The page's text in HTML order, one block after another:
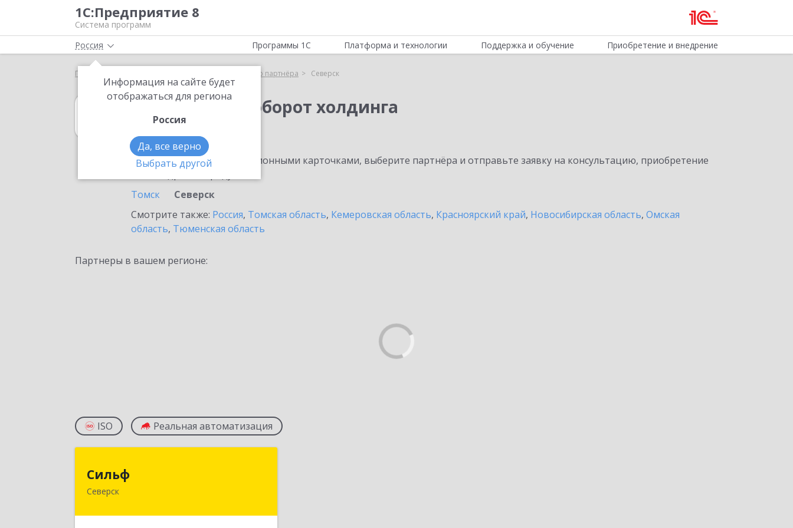
1С:Предприятие 8
Система программ
Россия
Информация на сайте будет
отображаться для региона
Россия
Да, все верно
Выбрать другой
Программы 1С Платформа и технологии Поддержка и обучение Приобретение и внедрение
Главная Выбор партнёра Северск
1С:Документооборот холдинга
в Северске
Ознакомьтесь с информационными карточками, выберите партнёра и отправьте заявку на консультацию, приобретение
Томск
Северск
Смотрите также: Россия, Томская область, Кемеровская область, Красноярский край, Новосибирская область, Омская
область, Тюменская область
Партнеры в вашем регионе:
ISO Реальная автоматизация
Сильф
Северск